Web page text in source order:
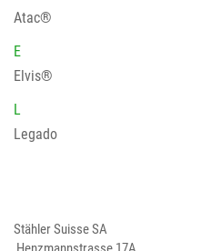
Atac®
E
Elvis®
L
Legado
Stähler Suisse SA